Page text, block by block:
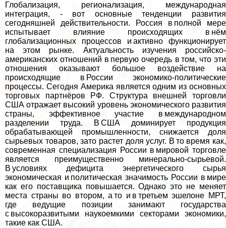
Глобализация, регионализация, международная
интеграция, - вот основные тенденции развития
сегодняшней действительности. Россия в полной мере
испытывает влияние происходящих в нём
глобализационных процессов и активно функционирует
на этом рынке. Актуальность изучения российско-
американских отношений в первую очередь в том, что эти
отношения оказывают большое воздействие на
происходящие в России экономико-политические
процессы. Сегодня Америка является одним из основных
торговых партнёров РФ. Структура внешней торговли
США отражает высокий уровень экономического развития
страны, эффективное участие в международном
разделении труда. В США доминирует продукция
обpaбатывающей промышленности, снижается доля
сырьевых товаров, зато растет доля услуг. В то время как,
современная специализация России в мировой торговле
является преимущественно минерально-сырьевой.
В условиях дефицита энергетического сырья
экономическая и политическая значимость России в мире
как его поставщика повышается. Однако это не меняет
места страны во втором, а то и в третьем эшелоне МРТ,
где ведущие позиции занимают государства
с высокоразвитыми наукоемкими секторами экономики,
такие как США.